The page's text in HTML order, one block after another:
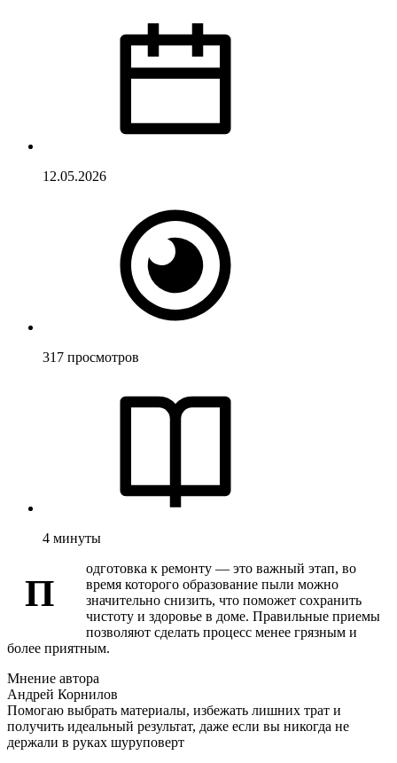
12.05.2026
317 просмотров
4 минуты
П
одготовка к ремонту — это важный этап, во
время которого образование пыли можно
значительно снизить, что поможет сохранить
чистоту и здоровье в доме. Правильные приемы
позволяют сделать процесс менее грязным и
более приятным.
Мнение автора
Андрей Корнилов
Помогаю выбрать материалы, избежать лишних трат и
получить идеальный результат, даже если вы никогда не
держали в руках шуруповерт